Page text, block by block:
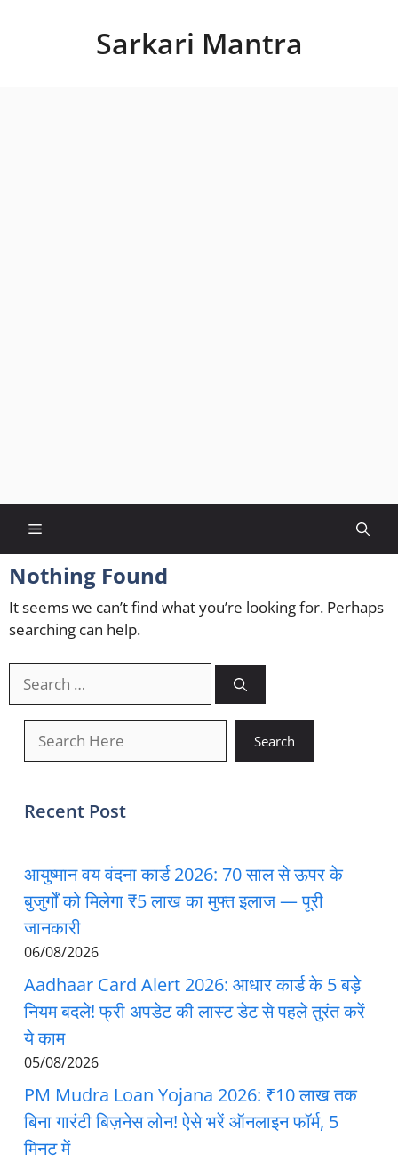
Sarkari Mantra
Menu
Nothing Found
It seems we can’t find what you’re looking for. Perhaps
searching can help.
for:
Search
Recent Post
आयुष्मान वय वंदना कार्ड 2026: 70 साल से ऊपर के
बुजुर्गों को मिलेगा ₹5 लाख का मुफ्त इलाज — पूरी
जानकारी
06/08/2026
Aadhaar Card Alert 2026: आधार कार्ड के 5 बड़े
नियम बदले! फ्री अपडेट की लास्ट डेट से पहले तुरंत करें
ये काम
05/08/2026
PM Mudra Loan Yojana 2026: ₹10 लाख तक
बिना गारंटी बिज़नेस लोन! ऐसे भरें ऑनलाइन फॉर्म, 5
मिनट में